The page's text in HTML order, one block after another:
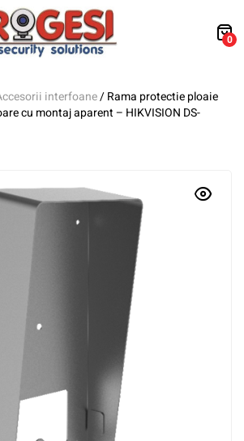
0
interfoane/ Rama protectie ploaie
cu montaj aparent – HIKVISION DS-